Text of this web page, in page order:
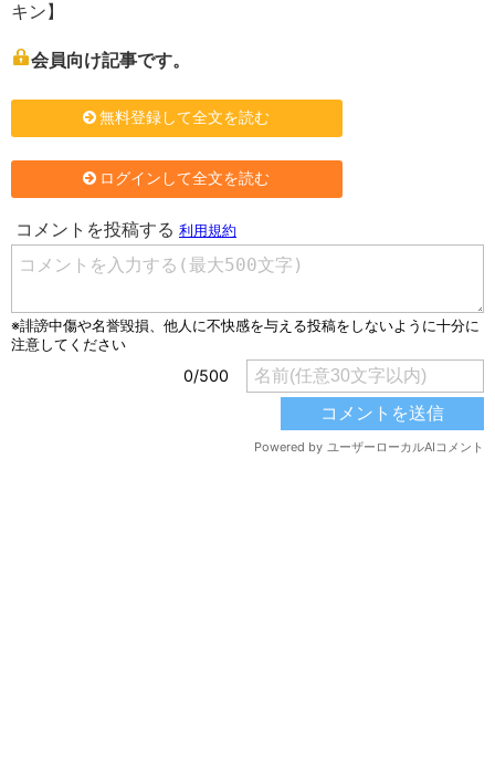
キン】
会員向け記事です。
無料登録して全文を読む
ログインして全文を読む